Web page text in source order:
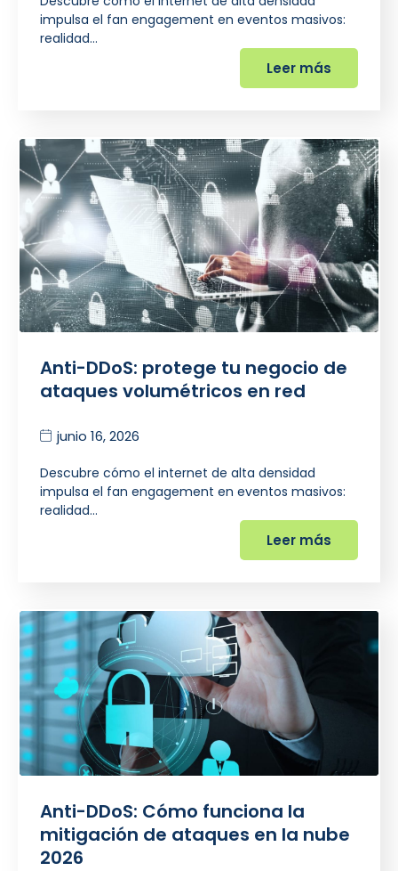
impulsa el fan engagement en eventos masivos:
realidad…
Leer más
Anti-DDoS: protege tu negocio de
ataques volumétricos en red
junio 16, 2026
Descubre cómo el internet de alta densidad
impulsa el fan engagement en eventos masivos:
realidad…
Leer más
Anti-DDoS: Cómo funciona la
mitigación de ataques en la nube
2026